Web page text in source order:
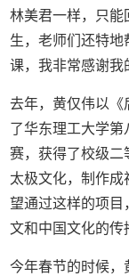
林美君一样，只能
生，老师们还特地
课，我非常感谢我
去年，黄仅伟以《
了华东理工大学第
赛，获得了校级二
太极文化，制作成
望通过这样的项目
文和中国文化的传
今年春节的时候，